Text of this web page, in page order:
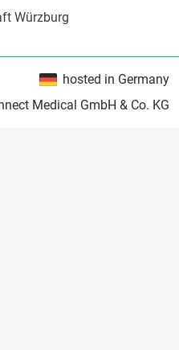
Würzburg
hosted in Germany
Medical GmbH & Co. KG